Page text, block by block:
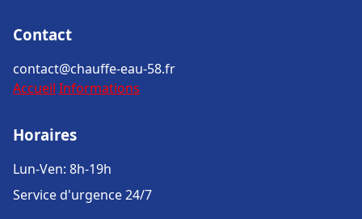
Contact
contact@chauffe-eau-58.fr
Accueil Informations
Horaires
Lun-Ven: 8h-19h
Service d'urgence 24/7